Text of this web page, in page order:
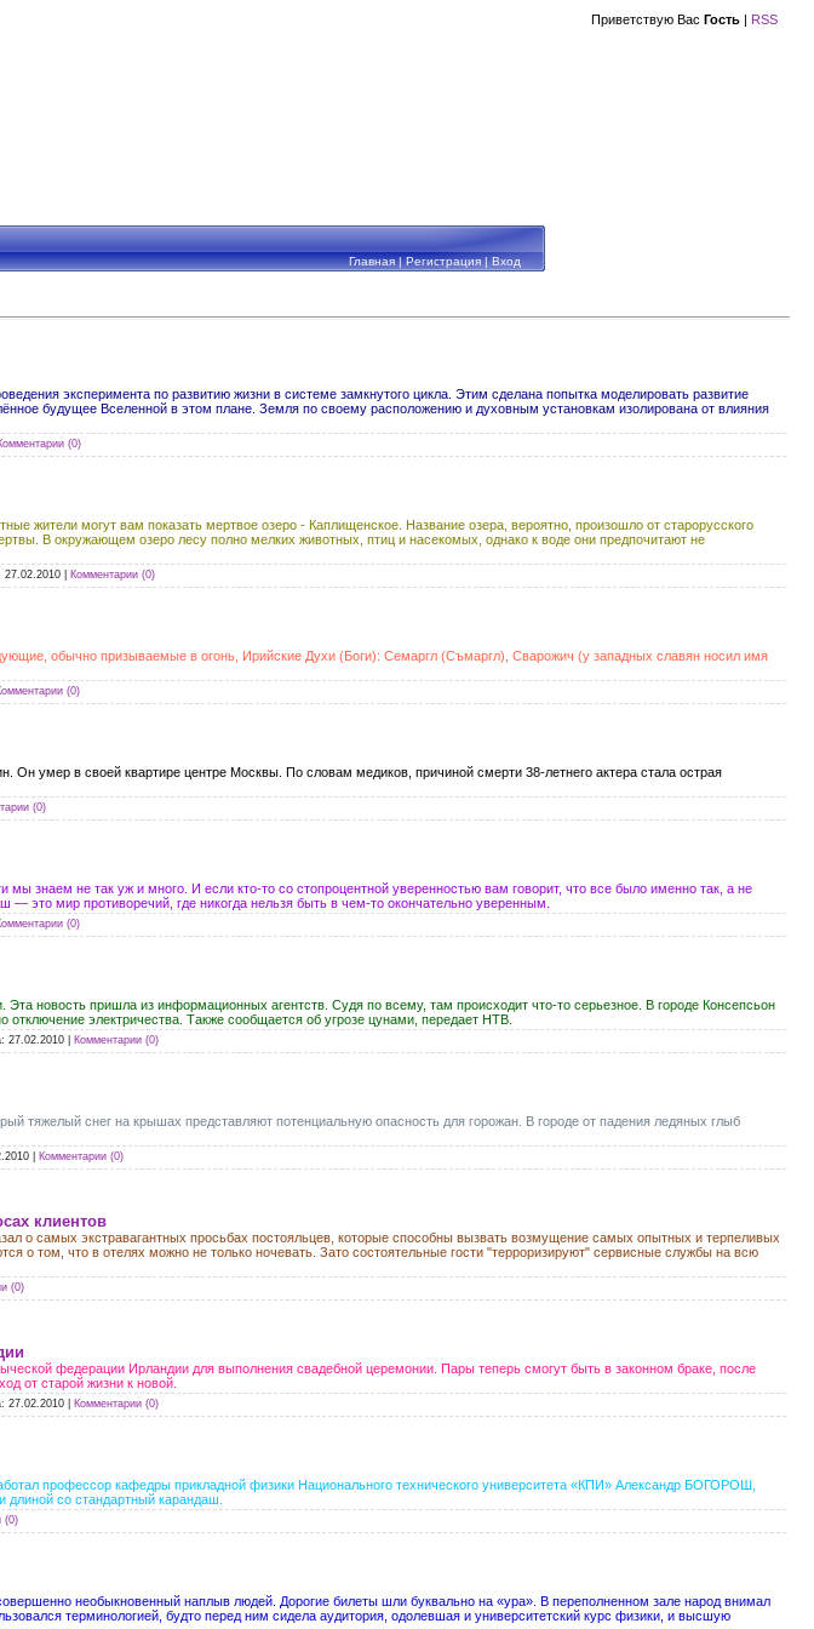
Приветствую Вас Гость | RSS
Главная|Регистрация|Вход
эксперимента по развитию жизни в системе замкнутого цикла. Этим сделана попытка моделировать развитие
будущее Вселенной в этом плане. Земля по своему расположению и духовным установкам изолирована от влияния
(0)
жители могут вам показать мертвое озеро - Каплищенское. Название озера, вероятно, произошло от старорусского
В окружающем озеро лесу полно мелких животных, птиц и насекомых, однако к воде они предпочитают не
27.02.2010 Комментарии (0)
обычно призываемые в огонь, Ирийские Духи (Боги): Семаргл (Съмаргл), Сварожич (у западных славян носил имя
(0)
Он умер в своей квартире центре Москвы. По словам медиков, причиной смерти 38-летнего актера стала острая
(0)
знаем не так уж и много. И если кто-то со стопроцентной уверенностью вам говорит, что все было именно так, а не
это мир противоречий, где никогда нельзя быть в чем-то окончательно уверенным.
(0)
новость пришла из информационных агентств. Судя по всему, там происходит что-то серьезное. В городе Консепсьон
электричества. Также сообщается об угрозе цунами, передает НТВ.
27.02.2010 Комментарии (0)
тяжелый снег на крышах представляют потенциальную опасность для горожан. В городе от падения ледяных глыб
Комментарии (0)
клиентов
о самых экстравагантных просьбах постояльцев, которые способны вызвать возмущение самых опытных и терпеливых
о том, что в отелях можно не только ночевать. Зато состоятельные гости "терроризируют" сервисные службы на всю
(0)
федерации Ирландии для выполнения свадебной церемонии. Пары теперь смогут быть в законном браке, после
от старой жизни к новой.
27.02.2010 Комментарии (0)
профессор кафедры прикладной физики Национального технического университета «КПИ» Александр БОГОРОШ,
со стандартный карандаш.
(0)
необыкновенный наплыв людей. Дорогие билеты шли буквально на «ура». В переполненном зале народ внимал
терминологией, будто перед ним сидела аудитория, одолевшая и университетский курс физики, и высшую